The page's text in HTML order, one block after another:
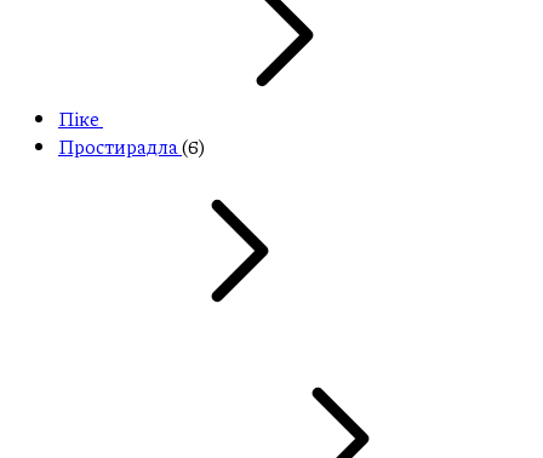
Піке
Простирадла (6)